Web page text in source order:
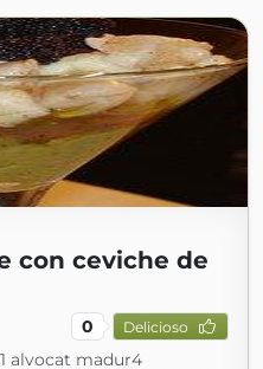
con ceviche de
0 Delicioso
alvocat madur4